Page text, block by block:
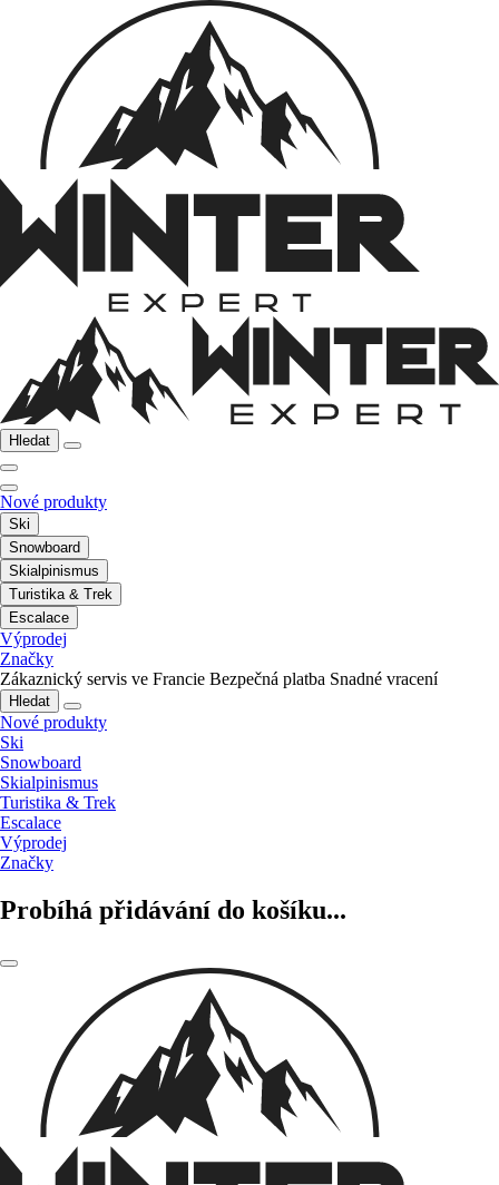
Hledat
Nové produkty
Ski
Snowboard
Skialpinismus
Turistika & Trek
Escalace
Výprodej
Značky
Zákaznický servis ve Francie Bezpečná platba Snadné vracení
Hledat
Nové produkty
Ski
Snowboard
Skialpinismus
Turistika & Trek
Escalace
Výprodej
Značky
Probíhá přidávání do košíku...